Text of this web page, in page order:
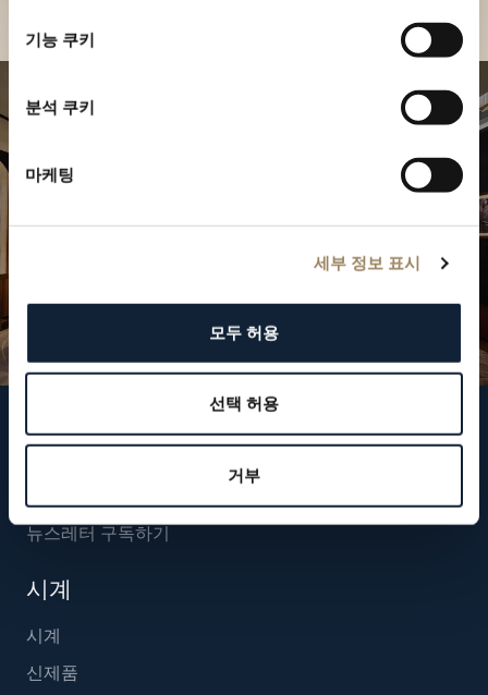
기능 쿠키
분석 쿠키
마케팅
세부 정보 표시
모두 허용
선택 허용
거부
브레게 팔로우하기
뉴스레터 구독하기
시계
시계
신제품